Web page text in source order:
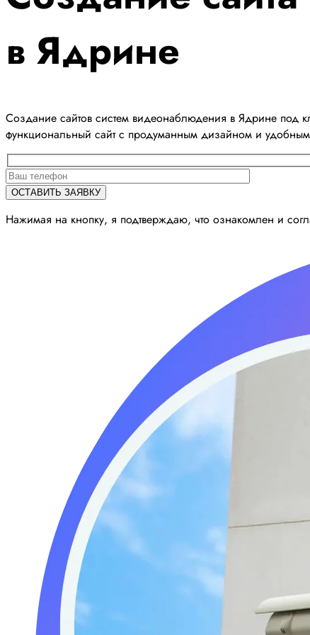
в Ядрине
Создание сайтов систем видеонаблюдения в Ядрине под
функциональный сайт с продуманным дизайном и
Нажимая на кнопку, я подтверждаю, что ознакомлен и